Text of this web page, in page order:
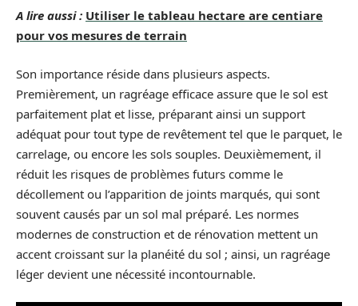
A lire aussi : Utiliser le tableau hectare are centiare
pour vos mesures de terrain
Son importance réside dans plusieurs aspects.
Premièrement, un ragréage efficace assure que le sol est
parfaitement plat et lisse, préparant ainsi un support
adéquat pour tout type de revêtement tel que le parquet, le
carrelage, ou encore les sols souples. Deuxièmement, il
réduit les risques de problèmes futurs comme le
décollement ou l’apparition de joints marqués, qui sont
souvent causés par un sol mal préparé. Les normes
modernes de construction et de rénovation mettent un
accent croissant sur la planéité du sol ; ainsi, un ragréage
léger devient une nécessité incontournable.